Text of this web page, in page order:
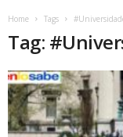
Home Tags
Tag: